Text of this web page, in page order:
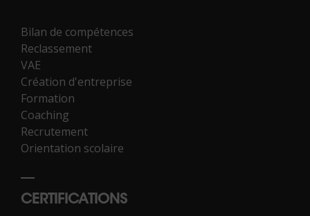
Bilan de compétences
Reclassement
VAE
Création d'entreprise
Formation
Coaching
Recrutement
Orientation scolaire
CERTIFICATIONS